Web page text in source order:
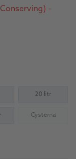
-
20 litr
Cysterna
(Not